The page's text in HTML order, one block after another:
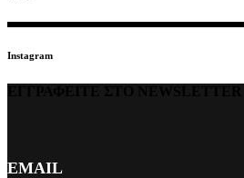
Instagram
EMAIL